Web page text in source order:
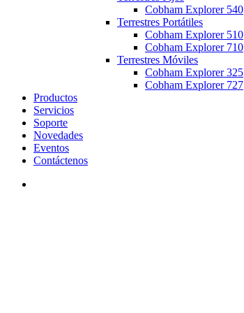
Cobham Explorer 540
Terrestres Portátiles
Cobham Explorer 510
Cobham Explorer 710
Terrestres Móviles
Cobham Explorer 325
Cobham Explorer 727
Productos
Servicios
Soporte
Novedades
Eventos
Contáctenos